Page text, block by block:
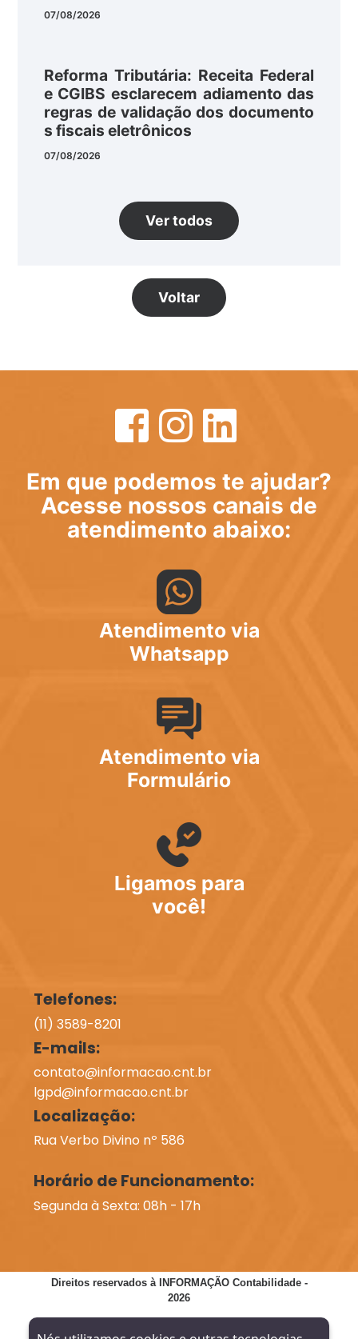
07/08/2026
Reforma Tributária: Receita Federal
e CGIBS esclarecem adiamento das
regras de validação dos documento
s fiscais eletrônicos
07/08/2026
Ver todos
Voltar
Em que podemos te ajudar?
Acesse nossos canais de
atendimento abaixo:
Atendimento via
Whatsapp
Atendimento via
Formulário
Ligamos para
você!
Telefones:
(11) 3589-8201
E-mails:
contato@informacao.cnt.br
lgpd@informacao.cnt.br
Localização:
Rua Verbo Divino nº 586
Horário de Funcionamento:
Segunda à Sexta: 08h - 17h
Direitos reservados à INFORMAÇÃO Contabilidade -
2026